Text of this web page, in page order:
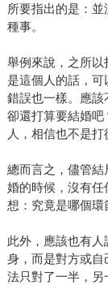
所要指出的是：
種事。
舉例來說，之所
是這個人的話，
錯誤也一樣。應該
卻還打算要結婚
人，相信也不是
總而言之，儘管
婚的時候，沒有
想：究竟是哪個環
此外，應該也有
身，而是對方或
法只對了一半，另